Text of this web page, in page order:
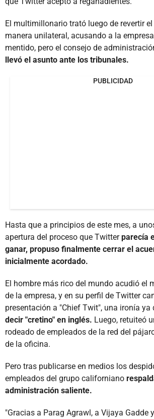
El multimillonario trató luego de revertir
manera unilateral, acusando a la
mentido, pero el consejo de
llevó el asunto ante los tribunales.
PUBLICIDAD
Hasta que a principios de este mes, a
apertura del proceso que Twitterparecía
ganar, propuso finalmente cerrar el
inicialmente acordado.
El hombre más rico del mundo acudió el
de la empresa, y en su perfil de Twitter
presentación a "Chief Twit", una ironía ya
decir "cretino" en inglés. Luego, retuiteó
rodeado de empleados de la red del
de la oficina.
Pero tras publicarse en medios los
empleados del grupo californiano
administración saliente.
"Gracias a Parag Agrawl, a Vijaya Gadde